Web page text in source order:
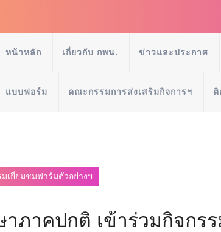
หน้าหลัก เกี่ยวกับ กพน. ข่าวและประกาศ
แบบฟอร์ม คณะกรรมการส่งเสริมกิจการฯ ติ
เยี่ยมชมฟาร์มตัวอย่างฯ
ภาคปกติ เข้าร่วมกิจกรร